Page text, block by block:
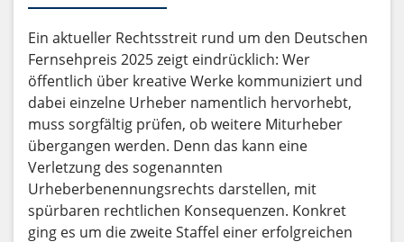
Ein aktueller Rechtsstreit rund um den Deutschen
Fernsehpreis 2025 zeigt eindrücklich: Wer
öffentlich über kreative Werke kommuniziert und
dabei einzelne Urheber namentlich hervorhebt,
muss sorgfältig prüfen, ob weitere Miturheber
übergangen werden. Denn das kann eine
Verletzung des sogenannten
Urheberbenennungsrechts darstellen, mit
spürbaren rechtlichen Konsequenzen. Konkret
ging es um die zweite Staffel einer erfolgreichen